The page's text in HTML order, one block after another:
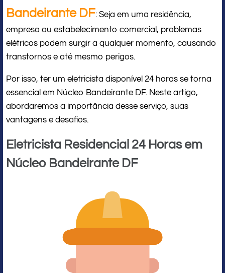
Bandeirante DF: Seja em uma residência,
empresa ou estabelecimento comercial, problemas
elétricos podem surgir a qualquer momento, causando
transtornos e até mesmo perigos.
Por isso, ter um eletricista disponível 24 horas se torna
essencial em Núcleo Bandeirante DF. Neste artigo,
abordaremos a importância desse serviço, suas
vantagens e desafios.
Eletricista Residencial 24 Horas em
Núcleo Bandeirante DF